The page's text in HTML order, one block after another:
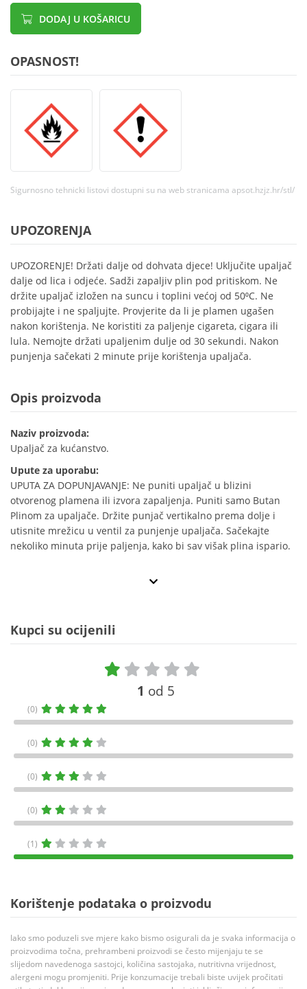
DODAJ U KOŠARICU
OPASNOST!
Sigurnosno tehnicki listovi dostupni su na web stranicama apsot.hzjz.hr/stl/
UPOZORENJA
UPOZORENJE! Držati dalje od dohvata djece! Uključite upaljač
dalje od lica i odjeće. Sadži zapaljiv plin pod pritiskom. Ne
držite upaljač izložen na suncu i toplini većoj od 50⁰C. Ne
probijajte i ne spaljujte. Provjerite da li je plamen ugašen
nakon korištenja. Ne koristiti za paljenje cigareta, cigara ili
lula. Nemojte držati upaljenim dulje od 30 sekundi. Nakon
punjenja sačekati 2 minute prije korištenja upaljača.
Opis proizvoda
Naziv proizvoda:
Upaljač za kućanstvo.
Upute za uporabu:
UPUTA ZA DOPUNJAVANJE: Ne puniti upaljač u blizini
otvorenog plamena ili izvora zapaljenja. Puniti samo Butan
Plinom za upaljače. Držite punjač vertikalno prema dolje i
utisnite mrežicu u ventil za punjenje upaljača. Sačekajte
nekoliko minuta prije paljenja, kako bi sav višak plina ispario.
Kupci su ocijenili
1 od 5
(0)
(0)
(0)
(0)
(1)
Korištenje podataka o proizvodu
Iako smo poduzeli sve mjere kako bismo osigurali da je svaka informacija o
proizvodima točna, prehrambeni proizvodi se često mijenjaju te se
slijedom navedenoga sastojci, količina sastojaka, nutritivna vrijednost,
alergeni mogu promjeniti. Prije konzumacije trebali biste uvijek pročitati